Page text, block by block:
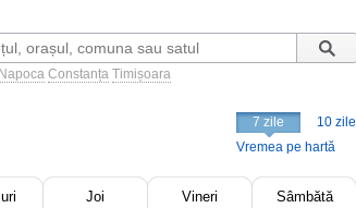
Constanța Timișoara
7 zile
10 zile
Vremea pe hartă
Joi Vineri Sâmbătă